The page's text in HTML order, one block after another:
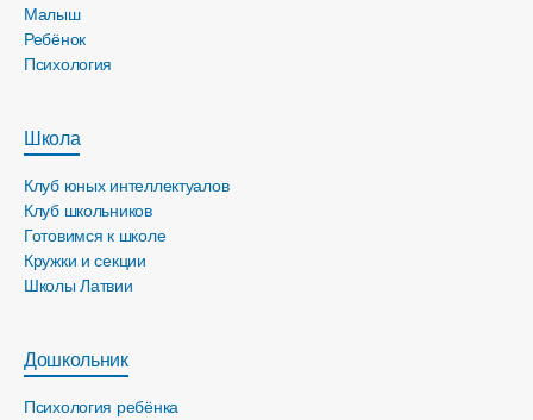
Малыш
Ребёнок
Психология
Школа
Клуб юных интеллектуалов
Клуб школьников
Готовимся к школе
Кружки и секции
Школы Латвии
Дошкольник
Психология ребёнка